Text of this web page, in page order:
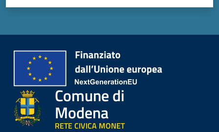
Comune di
Modena
RETE CIVICA MONET